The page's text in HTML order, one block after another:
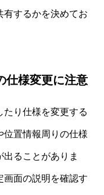
有するかを決めてお
仕様変更に注意
たり仕様を変更する
位置情報周りの仕様
ることがありま
画面の説明を確認す